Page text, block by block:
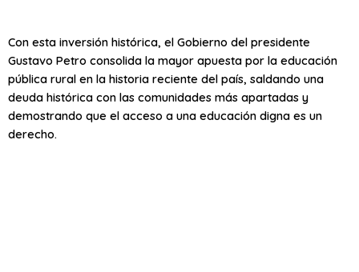
Con esta inversión histórica, el Gobierno del presidente
Gustavo Petro consolida la mayor apuesta por la educación
pública rural en la historia reciente del país, saldando una
deuda histórica con las comunidades más apartadas y
demostrando que el acceso a una educación digna es un
derecho.